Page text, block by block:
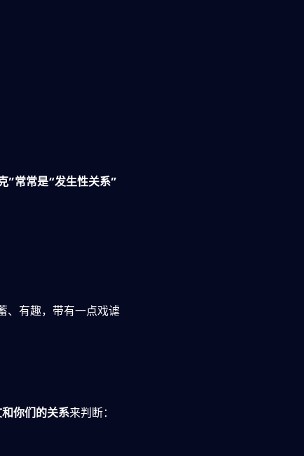
”常常是“发生性关系”
、有趣，带有一点戏谑
你们的关系来判断：